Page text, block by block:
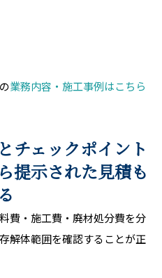
業務内容・施工事例はこちら
チェックポイント
提示された見積も
費・施工費・廃材処分費を分
解体範囲を確認することが正